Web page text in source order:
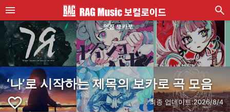
멋진 보카로
‘나’로 시작하는 제목의 보카로 곡 모음
favorite_border 1 최종 업데이트:2026/8/4